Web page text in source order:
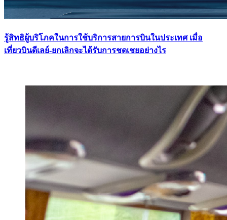
รู้สิทธิผู้บริโภคในการใช้บริการสายการบินในประเทศ เมื่อ
เที่ยวบินดีเลย์-ยกเลิกจะได้รับการชดเชยอย่างไร